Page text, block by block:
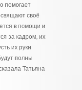
помогает
своё
в помощи и
за кадром, их
их руки
полны
Татьяна